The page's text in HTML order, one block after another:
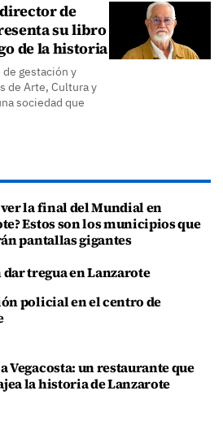
de
su libro
de la historia
de gestación y
de Arte, Cultura y
sociedad que
ver la final del Mundial en
Estos son los municipios que
pantallas gigantes
tregua en Lanzarote
policial en el centro de
Vegacosta: un restaurante que
la historia de Lanzarote